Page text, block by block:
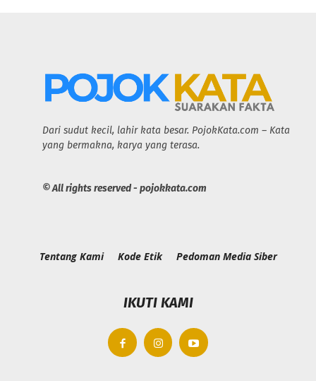
Dari sudut kecil, lahir kata besar. PojokKata.com – Kata
yang bermakna, karya yang terasa.
© All rights reserved - pojokkata.com
Tentang Kami Kode Etik Pedoman Media Siber
IKUTI KAMI